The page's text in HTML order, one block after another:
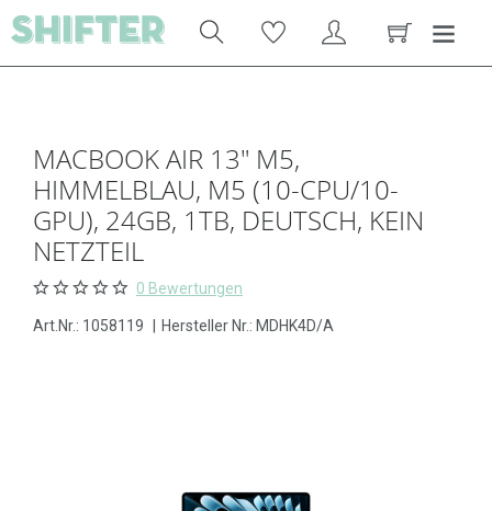
MACBOOK AIR 13" M5,
HIMMELBLAU, M5 (10-CPU/10-
GPU), 24GB, 1TB, DEUTSCH, KEIN
NETZTEIL
0 Bewertungen
Art.Nr.: 1058119 Hersteller Nr.: MDHK4D/A